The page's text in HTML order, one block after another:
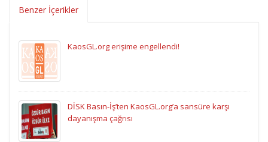
Benzer İçerikler
KaosGL.org erişime engellendi!
DİSK Basın-İş’ten KaosGL.org’a sansüre karşı
dayanışma çağrısı